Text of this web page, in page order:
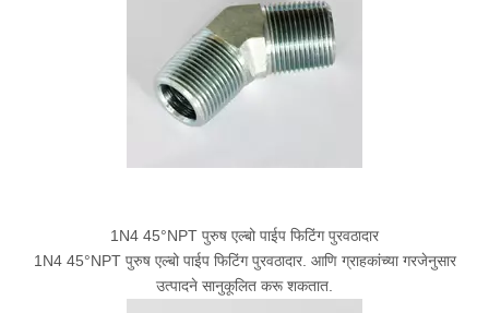
1N4 45°NPT पुरुष एल्बो पाईप फिटिंग पुरवठादार
1N4 45°NPT पुरुष एल्बो पाईप फिटिंग पुरवठादार. आणि ग्राहकांच्या गरजेनुसार
उत्पादने सानुकूलित करू शकतात.